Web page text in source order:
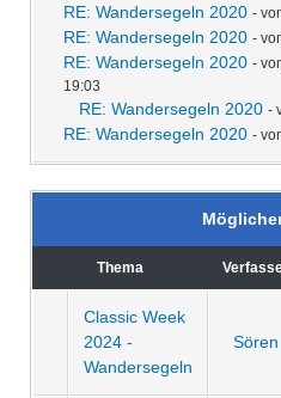
RE: Wandersegeln 2020 -
RE: Wandersegeln 2020 -
RE: Wandersegeln 2020 -
19:03
RE: Wandersegeln 2020 -
RE: Wandersegeln 2020 -
Thema
Classic Week
2024 -
Wandersegeln
Sören